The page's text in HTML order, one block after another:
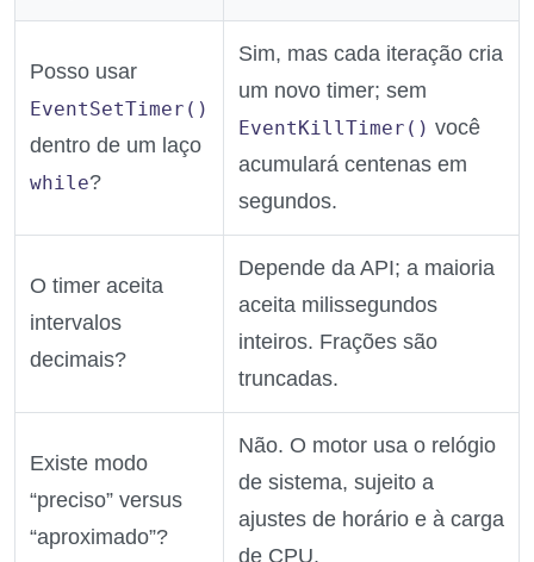
Posso usar
EventSetTimer()
dentro de um laço
while?
Sim, mas cada iteração cria
um novo timer; sem
EventKillTimer() você
acumulará centenas em
segundos.
O timer aceita
intervalos
decimais?
Depende da API; a maioria
aceita milissegundos
inteiros. Frações são
truncadas.
Existe modo
“preciso” versus
“aproximado”?
Não. O motor usa o relógio
de sistema, sujeito a
ajustes de horário e à carga
de CPU.